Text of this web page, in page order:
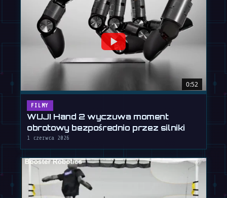
0:52
FILMY
WUJI Hand 2 wyczuwa moment
obrotowy bezpośrednio przez silniki
1 czerwca 2026